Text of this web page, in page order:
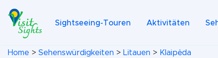
Sightseeing-Touren Aktivitäten
Home > Sehenswürdigkeiten > Litauen > Klaipėda